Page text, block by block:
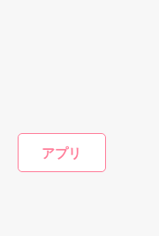
アプリ
持田　礼華　２５歳　
くて焦れったい心
理戦を続ける夫
婦。